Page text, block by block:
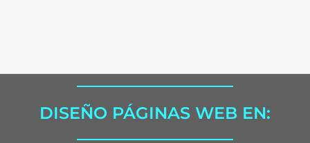
DISEÑO PÁGINAS WEB EN: